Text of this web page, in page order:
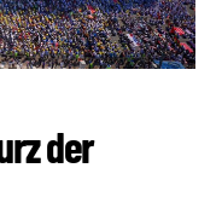
der